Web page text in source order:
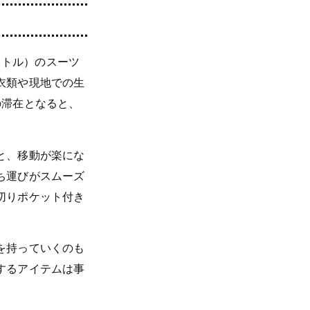
ル）のスーツ
類や現地での生
在となると、
、移動が楽にな
運びがスムーズ
りポケット付き
持っていくのも
るアイテムは事